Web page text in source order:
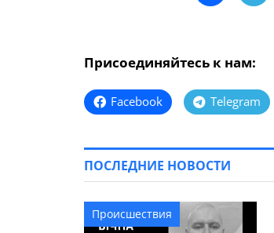
Присоединяйтесь к нам:
Facebook Telegram
ПОСЛЕДНИЕ НОВОСТИ
Происшествия